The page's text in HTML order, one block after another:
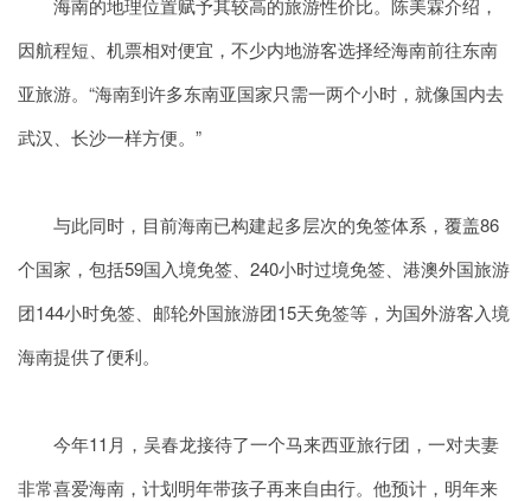
海南的地理位置赋予其较高的旅游性价比。陈美霖介绍，
因航程短、机票相对便宜，不少内地游客选择经海南前往东南
亚旅游。“海南到许多东南亚国家只需一两个小时，就像国内去
武汉、长沙一样方便。”
与此同时，目前海南已构建起多层次的免签体系，覆盖86
个国家，包括59国入境免签、240小时过境免签、港澳外国旅游
团144小时免签、邮轮外国旅游团15天免签等，为国外游客入境
海南提供了便利。
今年11月，吴春龙接待了一个马来西亚旅行团，一对夫妻
非常喜爱海南，计划明年带孩子再来自由行。他预计，明年来